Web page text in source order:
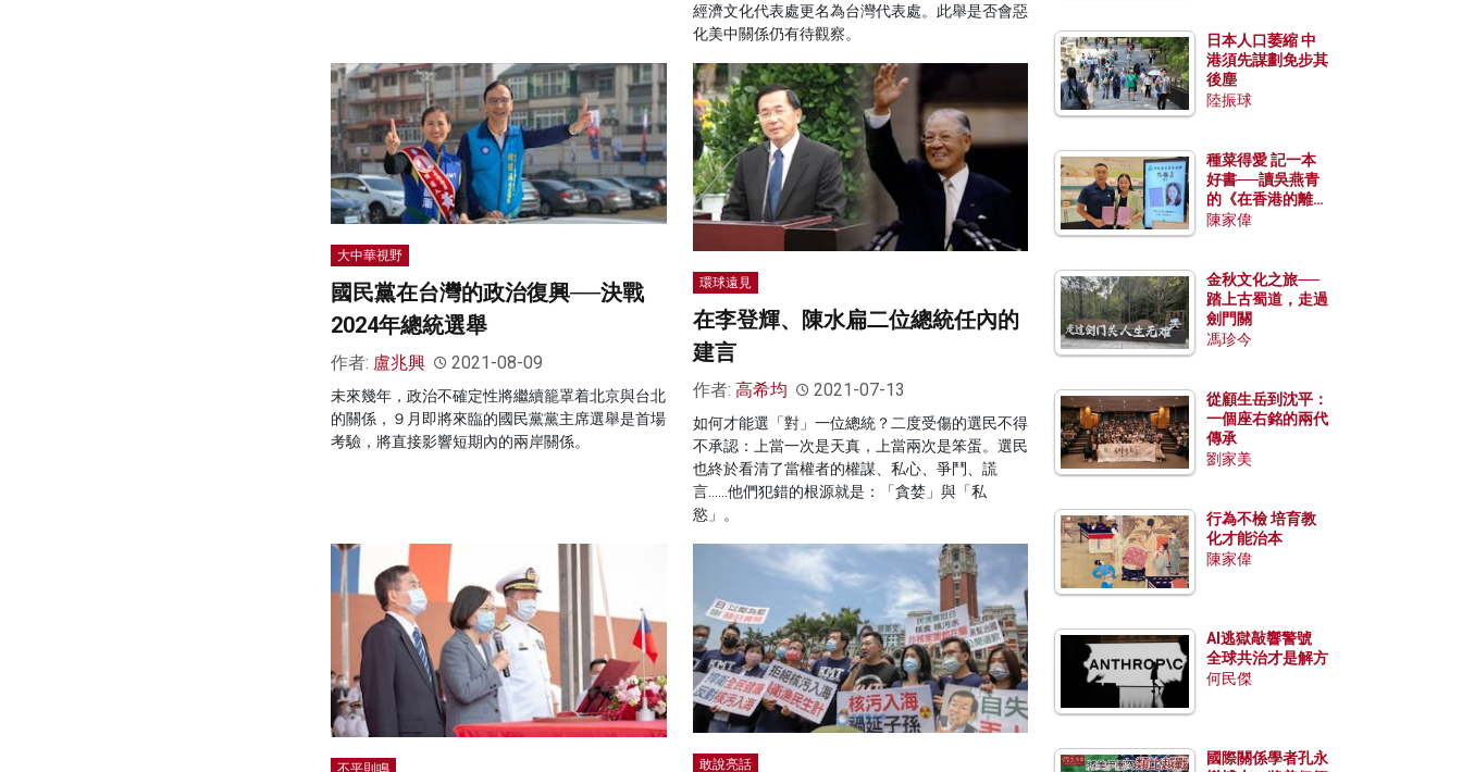
經濟文化代表處更名為台灣代表處。此舉是否會惡
化美中關係仍有待觀察。
大中華視野
國民黨在台灣的政治復興──決戰
2024年總統選舉
作者: 盧兆興 2021-08-09
未來幾年，政治不確定性將繼續籠罩着北京與台北
的關係，９月即將來臨的國民黨黨主席選舉是首場
考驗，將直接影響短期內的兩岸關係。
環球遠見
在李登輝、陳水扁二位總統任內的
建言
作者: 高希均 2021-07-13
如何才能選「對」一位總統？二度受傷的選民不得
不承認：上當一次是天真，上當兩次是笨蛋。選民
也終於看清了當權者的權謀、私心、爭鬥、謊
言……他們犯錯的根源就是：「貪婪」與「私
慾」。
不平則鳴 敢說亮話
日本人口萎縮 中
港須先謀劃免步其
後塵
陸振球
種菜得愛 記一本
好書──讀吳燕青
的《在香港的離島
種菜》
陳家偉
金秋文化之旅──
踏上古蜀道，走過
劍門關
馮珍今
從顧生岳到沈平：
一個座右銘的兩代
傳承
劉家美
行為不檢 培育教
化才能治本
陳家偉
AI逃獄敲響警號
全球共治才是解方
何民傑
國際關係學者孔永